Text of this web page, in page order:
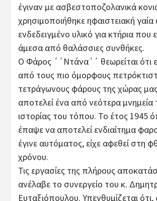
έγιναν με ασβεστοποζολανικά
χρησιμοποιήθηκε ηφαιστειακή
ενδεδειγμένο υλικό για κτήρια που
άμεσα από θαλάσσιες συνθήκες.
Ο Φάρος ΄΄Ντάνα΄΄ θεωρείται ότι
από τους πιο όμορφους
τετράγωνους φάρους της χώρας
αποτελεί ένα από νεότερα μνημεία
ιστορίας του τόπου. Το έτος 1945
έπαψε να αποτελεί ενδιαίτημα
έγινε αυτόματος, είχε αφεθεί στη
χρόνου.
Τις εργασίες της πλήρους
ανέλαβε το συνεργείο του κ.
Ευταξιόπουλου. Υπενθυμίζεται